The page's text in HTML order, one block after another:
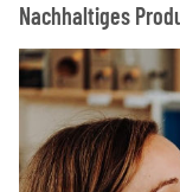
Nachhaltiges